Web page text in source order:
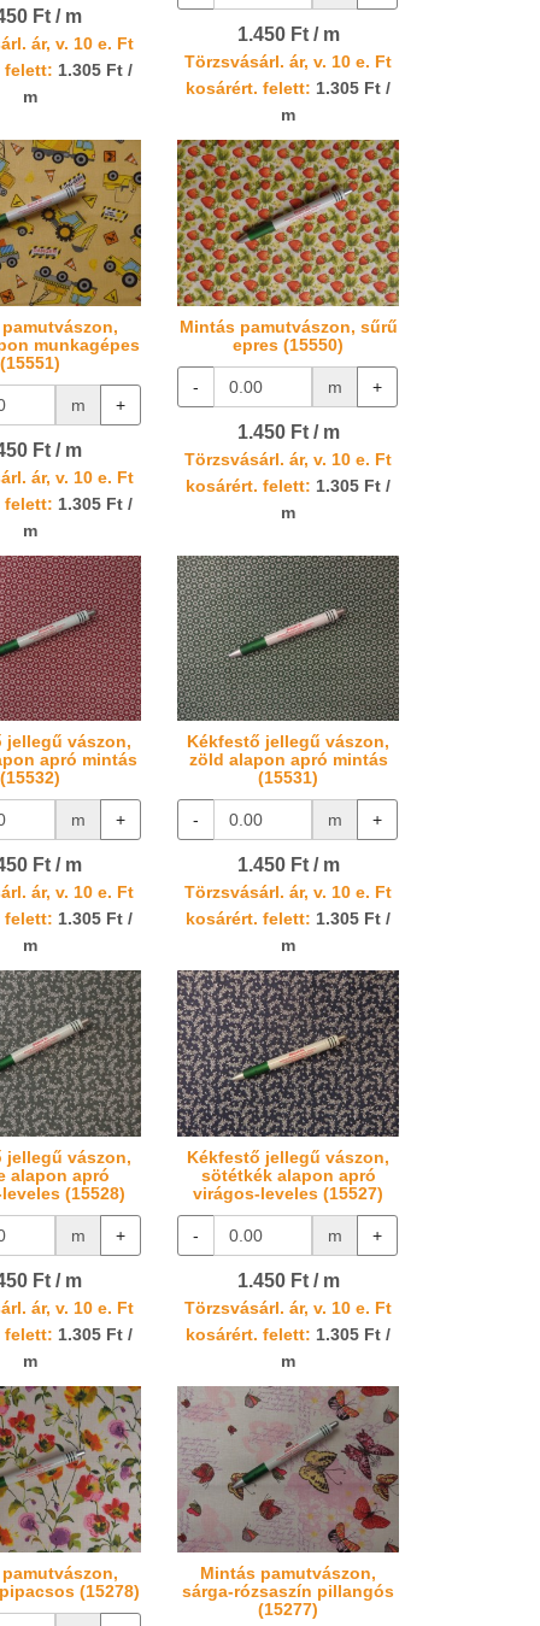
Ft / m
ár, v. 10 e. Ft
felett: 1.305 Ft /
m
1.450 Ft / m
Törzsvásárl. ár, v. 10 e. Ft
kosárért. felett: 1.305 Ft /
m
munkagépes
(15551)
m +
Ft / m
ár, v. 10 e. Ft
felett: 1.305 Ft /
m
Mintás pamutvászon, sűrű
epres (15550)
- m +
1.450 Ft / m
Törzsvásárl. ár, v. 10 e. Ft
kosárért. felett: 1.305 Ft /
m
jellegű vászon,
apró mintás
(15532)
m +
Ft / m
ár, v. 10 e. Ft
felett: 1.305 Ft /
m
Kékfestő jellegű vászon,
zöld alapon apró mintás
(15531)
- m +
1.450 Ft / m
Törzsvásárl. ár, v. 10 e. Ft
kosárért. felett: 1.305 Ft /
m
jellegű vászon,
alapon apró
(15528)
m +
Ft / m
ár, v. 10 e. Ft
felett: 1.305 Ft /
m
Kékfestő jellegű vászon,
sötétkék alapon apró
virágos-leveles (15527)
- m +
1.450 Ft / m
Törzsvásárl. ár, v. 10 e. Ft
kosárért. felett: 1.305 Ft /
m
(15278)
Mintás pamutvászon,
sárga-rózsaszín pillangós
(15277)